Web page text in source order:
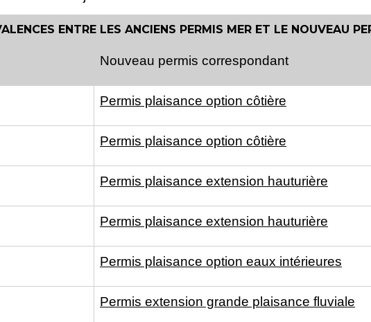
ENTRE LES ANCIENS PERMIS MER ET LE NOUVEAU
Nouveau permis correspondant
Permis plaisance option côtière
Permis plaisance option côtière
Permis plaisance extension hauturière
Permis plaisance extension hauturière
Permis plaisance option eaux intérieures
Permis extension grande plaisance fluviale